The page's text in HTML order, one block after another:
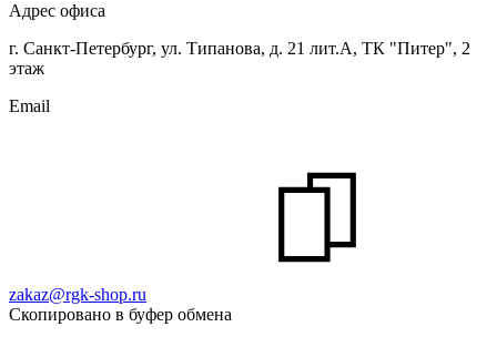
Адрес офиса
г. Санкт-Петербург, ул. Типанова, д. 21 лит.А, ТК "Питер", 2
этаж
Email
zakaz@rgk-shop.ru
Скопировано в буфер обмена